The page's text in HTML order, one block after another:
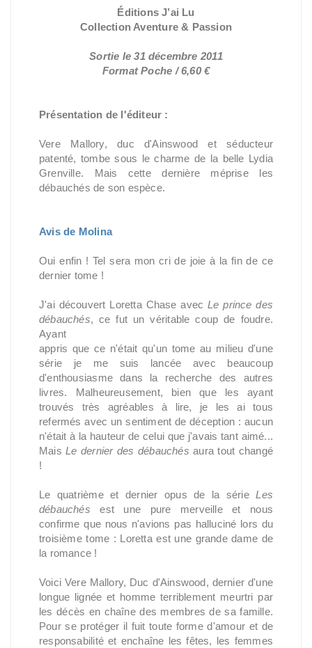
Éditions J’ai Lu
Collection Aventure & Passion
Sortie le31 décembre 2011
Format Poche / 6,60 €
Présentation de l'éditeur :
Vere Mallory, duc d'Ainswood et séducteur
patenté, tombe sous le charme de la belle Lydia
Grenville. Mais cette dernière méprise les
débauchés de son espèce.
Avis de Molina
Oui enfin ! Tel sera mon cri de joie à la fin de ce
dernier tome !
J'ai découvert Loretta Chase avecLe prince des
débauchés, ce fut un véritable coup de foudre.
Ayant
appris que ce n'était qu'un tome au milieu d'une
série je me suis lancée avec beaucoup
d'enthousiasme dans la recherche des autres
livres. Malheureusement, bien que les ayant
trouvés très agréables à lire, je les ai tous
refermés avec un sentiment de déception : aucun
n'était à la hauteur de celui que j'avais tant aimé...
MaisLe dernier des débauchés aura tout changé
!
Le quatrième et dernier opus de la sérieLes
débauchés est une pure merveille et nous
confirme que nous n'avions pas halluciné lors du
troisième tome : Loretta est une grande dame de
la romance !
Voici Vere Mallory, Duc d'Ainswood, dernier d'une
longue lignée et homme terriblement meurtri par
les décès en chaîne des membres de sa famille.
Pour se protéger il fuit toute forme d'amour et de
responsabilité et enchaîne les fêtes, les femmes